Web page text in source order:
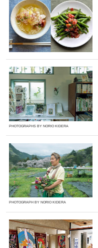
PHOTOGRAPHS BY NORIO KIDERA
PHOTOGRAPH BY NORIO KIDERA